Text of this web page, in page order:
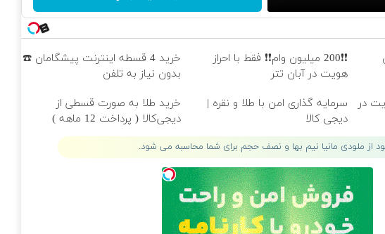
❗❗200 میلیون وام❗❗ فقط با احراز
هویت در آبان تتر
خرید 4 قسطه اینترنت پیشگامان ☎️
بدون نیاز به تلفن
در
سرمایه گذاری امن با طلا و نقره |
دیجی کالا
خرید طلا به صورت قسطی از
دیجی‌کالا ( پرداخت 12 ماهه )
از ملودی مانیا نیم بها و نصف حجم برای شما محاسبه می شود.